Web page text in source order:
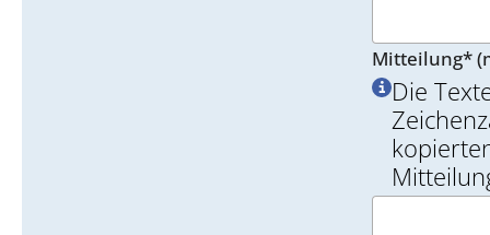
Die
Mitteilung*